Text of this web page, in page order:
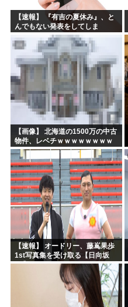
【速報】 『有吉の夏休み』、と
んでもない発表をしてしま
う！！！！！
【画像】 北海道の1500万の中古
物件、レベチｗｗｗｗｗｗｗｗ
ｗｗｗｗｗｗｗｗｗｗｗｗ
【速報】 オードリー、藤嶌果歩
1st写真集を受け取る【日向坂
46】